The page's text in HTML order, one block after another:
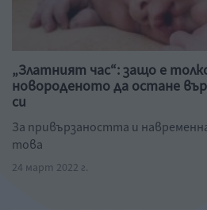
„Златният час“: защо е
новороденото да остане
си
За привързаността и
това
24 март 2022 г.